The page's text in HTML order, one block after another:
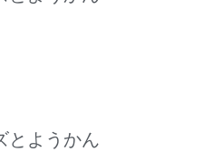
ようかん